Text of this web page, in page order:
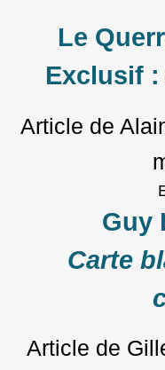
Le
Exclusif :
Article de
Guy
Carte
Article de